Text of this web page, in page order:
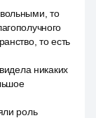
то
то есть
никаких
роль